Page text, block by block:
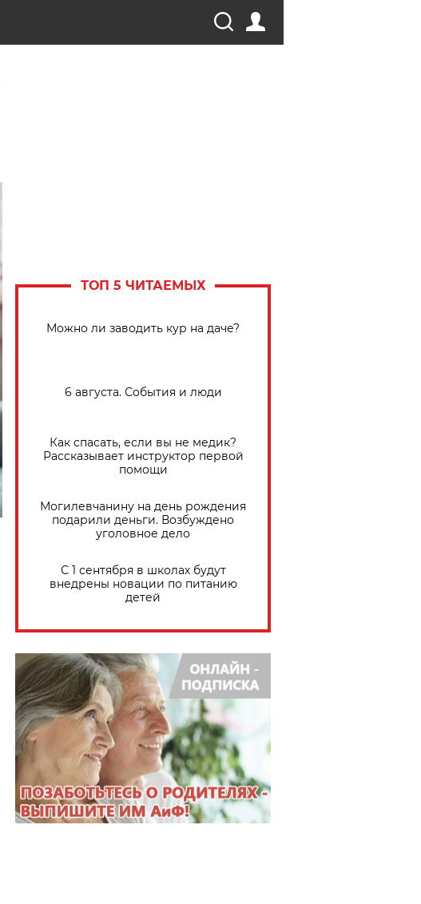
ТОП 5 ЧИТАЕМЫХ
Можно ли заводить кур на даче?
6 августа. События и люди
Как спасать, если вы не медик?
Рассказывает инструктор первой
помощи
Могилевчанину на день рождения
подарили деньги. Возбуждено
уголовное дело
С 1 сентября в школах будут
внедрены новации по питанию
детей